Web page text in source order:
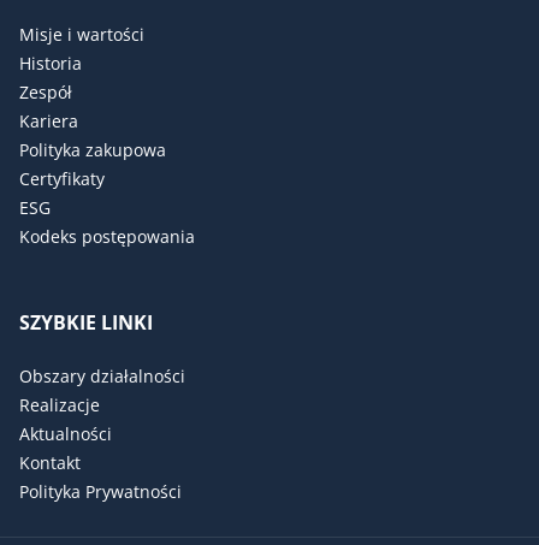
Misje i wartości
Historia
Zespół
Kariera
Polityka zakupowa
Certyfikaty
ESG
Kodeks postępowania
SZYBKIE LINKI
Obszary działalności
Realizacje
Aktualności
Kontakt
Polityka Prywatności